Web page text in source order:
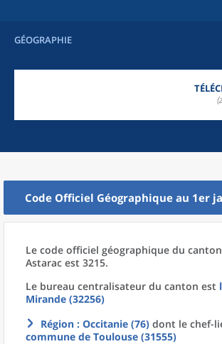
GÉOGRAPHIE
Code Officiel Géographique au 1er
Le code officiel géographique du canton
Astarac est 3215.
Le bureau centralisateur du canton est
Mirande (32256)
Région : Occitanie (76) dont le chef-
commune de Toulouse (31555)